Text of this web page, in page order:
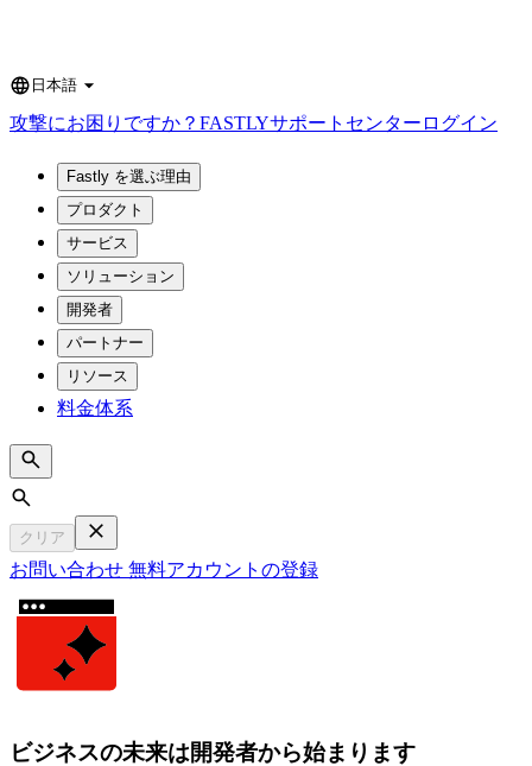
Language
日本語
攻撃にお困りですか？ FASTLYサポートセンター ログイン
Fastly を選ぶ理由
プロダクト
サービス
ソリューション
開発者
パートナー
リソース
料金体系
Search
クリア
お問い合わせ 無料アカウントの登録
ビジネスの未来は開発者から始まります